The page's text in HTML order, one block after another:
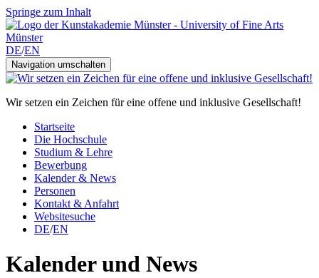
Springe zum Inhalt
DE/EN
Navigation umschalten
Wir setzen ein Zeichen für eine offene und inklusive Gesellschaft!
Startseite
Die Hochschule
Studium & Lehre
Bewerbung
Kalender & News
Personen
Kontakt & Anfahrt
Websitesuche
DE/EN
Kalender und News